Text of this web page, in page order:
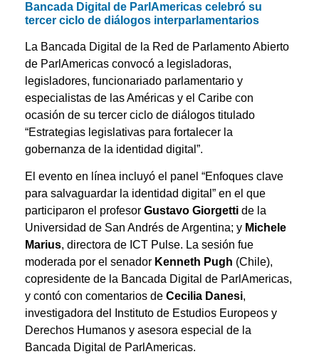
Bancada Digital de ParlAmericas celebró su
tercer ciclo de diálogos interparlamentarios
La Bancada Digital de la Red de Parlamento Abierto
de ParlAmericas convocó a legisladoras,
legisladores, funcionariado parlamentario y
especialistas de las Américas y el Caribe con
ocasión de su tercer ciclo de diálogos titulado
“Estrategias legislativas para fortalecer la
gobernanza de la identidad digital”.
El evento en línea incluyó el panel “Enfoques clave
para salvaguardar la identidad digital” en el que
participaron el profesor Gustavo Giorgetti de la
Universidad de San Andrés de Argentina; y Michele
Marius, directora de ICT Pulse. La sesión fue
moderada por el senador Kenneth Pugh (Chile),
copresidente de la Bancada Digital de ParlAmericas,
y contó con comentarios de Cecilia Danesi,
investigadora del Instituto de Estudios Europeos y
Derechos Humanos y asesora especial de la
Bancada Digital de ParlAmericas.